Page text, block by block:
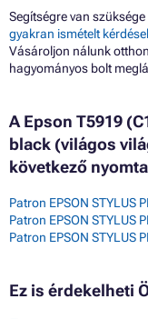
Segítségre van
gyakran ismételt
Vásároljon nálunk
hagyományos bolt
A Epson T5919
black (világos
következő
Patron EPSON STYLUS
Patron EPSON STYLUS
Patron EPSON STYLUS
Ez is érdekelheti